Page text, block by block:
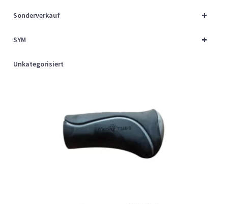
+
Sonderverkauf
+
SYM
Unkategorisiert